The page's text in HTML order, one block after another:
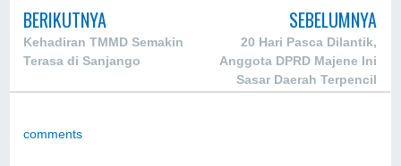
BERIKUTNYA
Kehadiran TMMD Semakin
Terasa di Sanjango
SEBELUMNYA
20 Hari Pasca Dilantik,
Anggota DPRD Majene Ini
Sasar Daerah Terpencil
comments